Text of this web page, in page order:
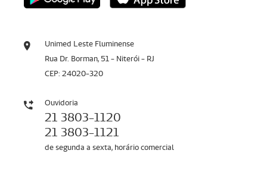
Unimed Leste Fluminense
Rua Dr. Borman, 51 - Niterói - RJ
CEP: 24020-320
Ouvidoria
21 3803-1120
21 3803-1121
de segunda a sexta, horário comercial